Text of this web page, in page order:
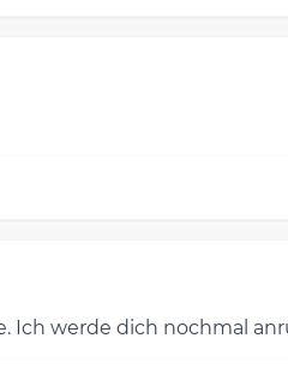
Ich werde dich nochmal